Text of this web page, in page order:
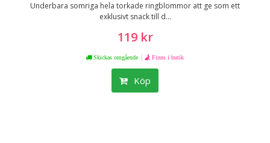
Underbara somriga hela torkade ringblommor att ge som ett
exklusivt snack till d...
119 kr
Skickas omgående | Finns i butik
Köp